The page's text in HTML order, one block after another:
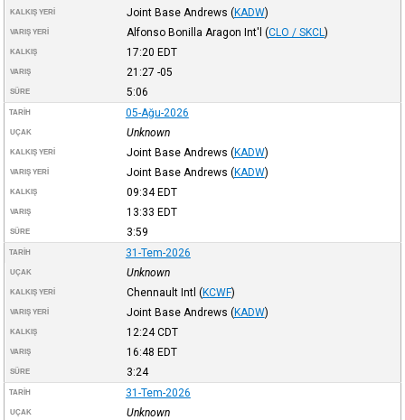
KALKIŞ YERI Joint Base Andrews (KADW)
VARIŞ YERI Alfonso Bonilla Aragon Int'l (CLO / SKCL )
KALKIŞ 17:20 EDT
VARIŞ 21:27 -05
SÜRE 5:06
TARIH 05-Ağu-2026
UÇAK Unknown
KALKIŞ YERI Joint Base Andrews (KADW)
VARIŞ YERI Joint Base Andrews (KADW)
KALKIŞ 09:34EDT
VARIŞ 13:33 EDT
SÜRE 3:59
TARIH 31-Tem-2026
UÇAK Unknown
KALKIŞ YERI Chennault Intl (KCWF)
VARIŞ YERI Joint Base Andrews (KADW)
KALKIŞ 12:24CDT
VARIŞ 16:48 EDT
SÜRE 3:24
TARIH 31-Tem-2026
UÇAK Unknown